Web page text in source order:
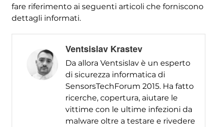
fare riferimento ai seguenti articoli che forniscono
dettagli informati.
Ventsislav Krastev
Da allora Ventsislav è un esperto
di sicurezza informatica di
SensorsTechForum 2015. Ha fatto
ricerche, copertura, aiutare le
vittime con le ultime infezioni da
malware oltre a testare e rivedere